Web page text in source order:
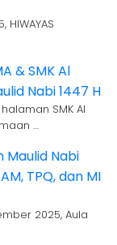
& SMK Al
Nabi 1447 H
SMK Al
…
Maulid Nabi
TPQ, dan MI
2025, Aula